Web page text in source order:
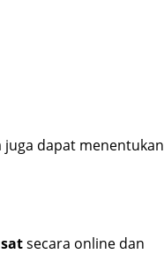
juga dapat menentukan
secara online dan